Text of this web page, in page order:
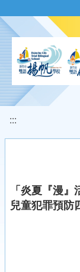
:::
「炎夏『漫
兒童犯罪預防